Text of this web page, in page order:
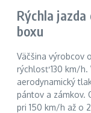
Rýchla
boxu
Väčšina výrobcov
rýchlosť 130 km/h.
aerodynamický
pántov a zámkov.
pri 150 km/h až o